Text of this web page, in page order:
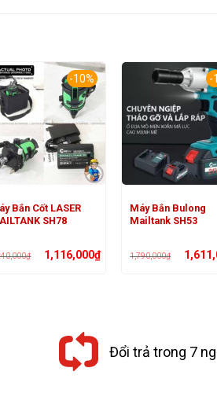
-10%
Bắn Cốt LASER
SH78
₫
Giá
gốc
1,116,000₫Giá
hiện
-
Máy Bắn Bulong
Mailtank SH53
1,790,000₫
Giá
gốc
Đổi trả trong 7